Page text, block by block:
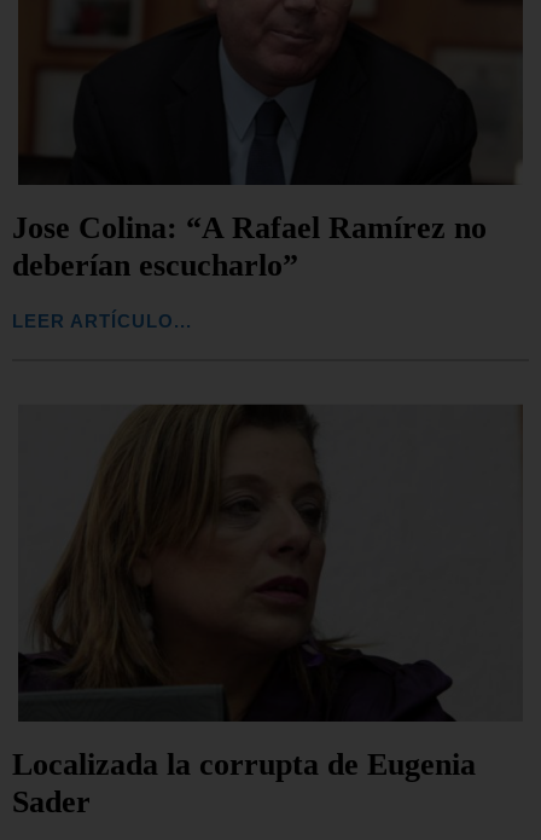
Jose Colina: “A Rafael Ramírez no
deberían escucharlo”
LEER ARTÍCULO...
Localizada la corrupta de Eugenia
Sader